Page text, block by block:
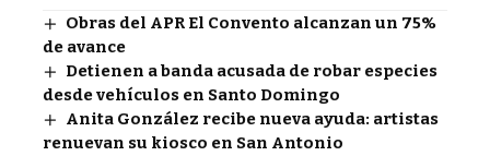
Obras del APR El Convento alcanzan un 75%
de avance
Detienen a banda acusada de robar especies
desde vehículos en Santo Domingo
Anita González recibe nueva ayuda: artistas
renuevan su kiosco en San Antonio